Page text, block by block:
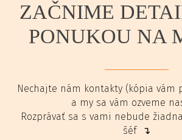
ZAČNIME
PONUKOU NA
Nechajte nám kontakty (kópia
a my sa vám ozveme
Rozprávať sa s vami nebude žiadna
šéf ↴